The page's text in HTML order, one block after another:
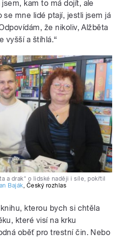
kam to má dojít, ale
se mne lidé ptají, jestli jsem já
že nikoliv, Alžběta
vyšší a štíhlá.“
a drak" o lidské naději i síle, pokřtil
Baják, Český rozhlas
kterou bych si chtěla
které visí na krku
oběť pro trestní čin. Nebo